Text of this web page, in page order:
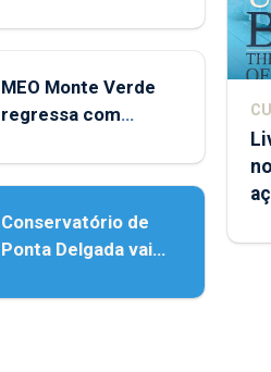
Micaelense
MEO Monte Verde
regressa com
acessibilidade
Conservatório de
Ponta Delgada vai
instrumentos